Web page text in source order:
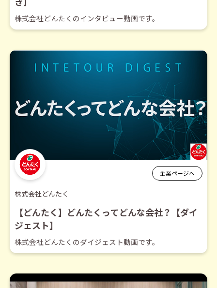
株式会社どんたくのインタビュー動画です。
企業ページへ
株式会社どんたく
【どんたく】どんたくってどんな会社？【ダイ
ジェスト】
株式会社どんたくのダイジェスト動画です。